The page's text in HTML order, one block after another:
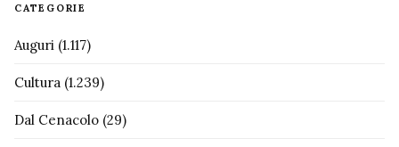
CATEGORIE
Auguri (1.117)
Cultura (1.239)
Dal Cenacolo (29)